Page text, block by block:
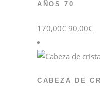
AÑOS 70
170,00€ El
precio
170,00€.
90,00€
CABEZA DE